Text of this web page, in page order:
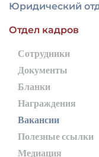
Юридический
Отдел кадров
Сотрудники
Документы
Бланки
Награждения
Вакансии
Полезные ссылки
Медиация